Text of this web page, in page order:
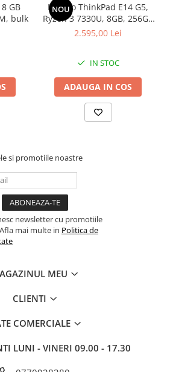
externe
GB
bulk
NOU
Lenovo ThinkPad E14 G5,
Ryzen 3 7330U, 8GB, 256GB
SSD, Win 11 Pro
2.595,00 Lei
IN STOC
ADAUGA IN COS
si promotiile noastre
newsletter cu promotiile
mai multe in Politica de
MEU
CLIENTI
COMERCIALE
LUNI - VINERI 09.00 - 17.30